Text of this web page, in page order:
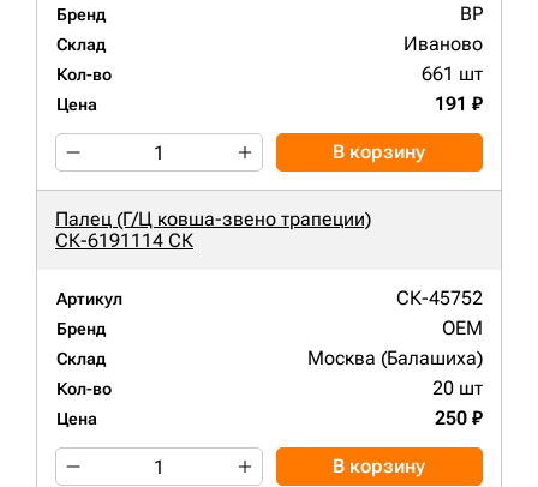
Бренд BP
Склад Иваново
Кол-во 661 шт
Цена 191 ₽
В корзину
Палец (Г/Ц ковша-звено трапеции)
СК-6191114 СК
Артикул СК-45752
Бренд OEM
Склад Москва (Балашиха)
Кол-во 20 шт
Цена 250 ₽
В корзину